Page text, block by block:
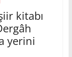
kitabı
yerini